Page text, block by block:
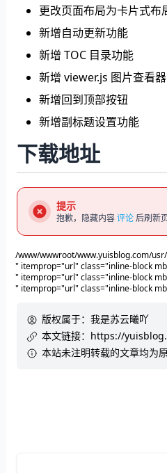
更改页面布局为卡片式布
新增自动更新功能
新增 TOC 目录功能
新增 viewer.js 图片查看器
新增回到顶部按钮
新增副标题设置功能
下载地址
提示
抱歉，隐藏内容评论后刷新
/www/wwwroot/www.yuisblog.com/
" itemprop="url" class="inline-block
" itemprop="url" class="inline-block
" itemprop="url" class="inline-block
版权属于： 我是苏云曦吖
本文链接： https://
本站未注明转载的文章均为